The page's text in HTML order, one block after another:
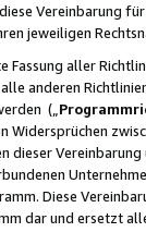
Vereinbarung
jeweiligen
aller
anderen
(„
Widersprüchen
dieser
Diese
dar und ersetzt